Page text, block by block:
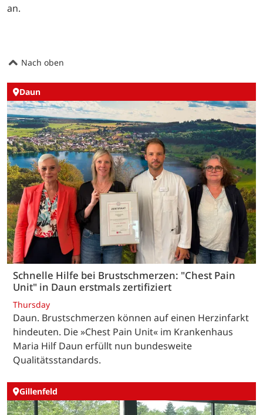
an.
Nach oben
Daun
Schnelle Hilfe bei Brustschmerzen: "Chest Pain
Unit" in Daun erstmals zertifiziert
Thursday
Daun. Brustschmerzen können auf einen Herzinfarkt
hindeuten. Die »Chest Pain Unit« im Krankenhaus
Maria Hilf Daun erfüllt nun bundesweite
Qualitätsstandards.
Gillenfeld